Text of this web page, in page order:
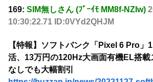
169: SIM無しさん (ﾌﾞｰｲﾓ MM8f-NZIw)
10:30:22.71 ID:0VYd2QHJM
【特報】ソフトバンク「Pixel 6 Pro」
活、13万円の120Hz大画面有機EL搭載
なしでも大幅割引